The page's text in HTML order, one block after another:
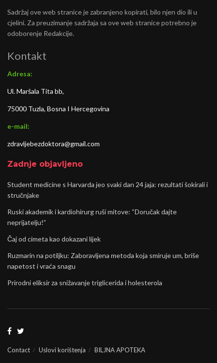
Sadržaj ove web stranice je zabranjeno kopirati, bilo njen dio ili u
cjelini. Za preuzimanje sadržaja sa ove web stranice potrebno je
odoborenje Redakcije.
Kontakt
Adresa:
Ul. Maršala Tita bb,
75000 Tuzla, Bosna I Hercegovina
e-mail:
zdravljebezdoktora@gmail.com
Zadnje objavljeno
Student medicine s Harvarda jeo svaki dan 24 jaja: rezultati šokirali i
stručnjake
Ruski akademik i kardiohirurg ruši mitove: “Doručak dajte
neprijatelju!”
Čaj od cimeta kao dokazani lijek
Ruzmarin na potiljku: Zaboravljena metoda koja smiruje um, briše
napetost i vraća snagu
Prirodni eliksir za snižavanje triglicerida i holesterola
Contact Uslovi korištenja BILJNA APOTEKA